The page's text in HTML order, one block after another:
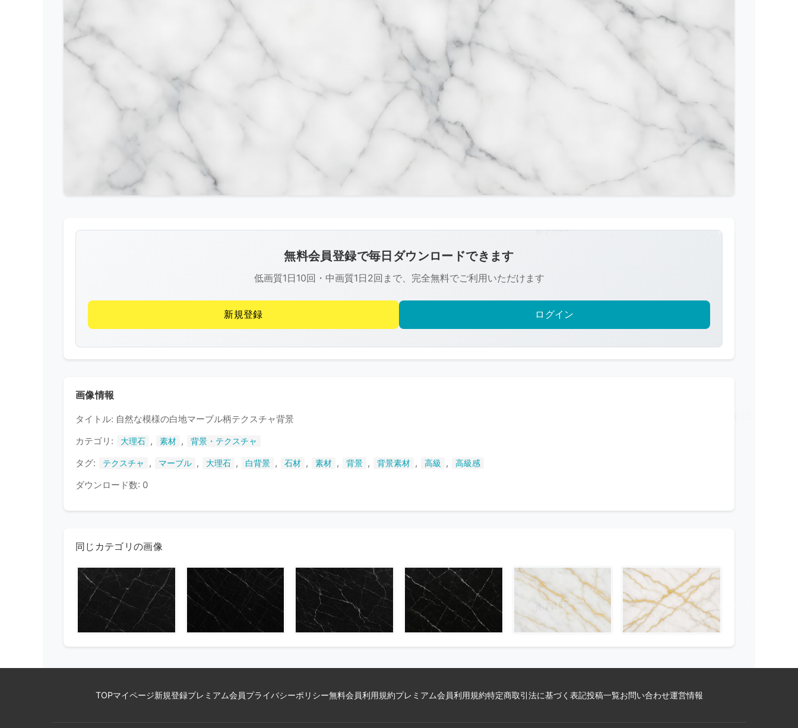
像
R-
FREE
著
作
権
て
無料会員登録で毎日ダウンロードできます
低画質1日10回・中画質1日2回まで、完全無料でご利用いただけます
新規登録 ログイン
画像情報
タイトル: 自然な模様の白地マーブル柄テクスチャ背景
カテゴリ:
大理石 , 素材 , 背景・テクスチャ
タグ: テクスチャ , マーブル , 大理石 , 白背景 , 石材 , 素材 , 背景 , 背景素材 , 高級 , 高級感
ダウンロード数: 0
同じカテゴリの画像
TOPマイページ新規登録プレミアム会員プライバシーポリシー無料会員利用規約プレミアム会員利用規約特定商取引法に基づく表記投稿一覧お問い合わせ運営情報